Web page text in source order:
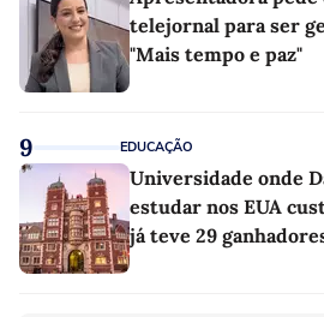
telejornal para ser
"Mais tempo e paz"
9 EDUCAÇÃO
Universidade onde
estudar nos EUA
já teve 29